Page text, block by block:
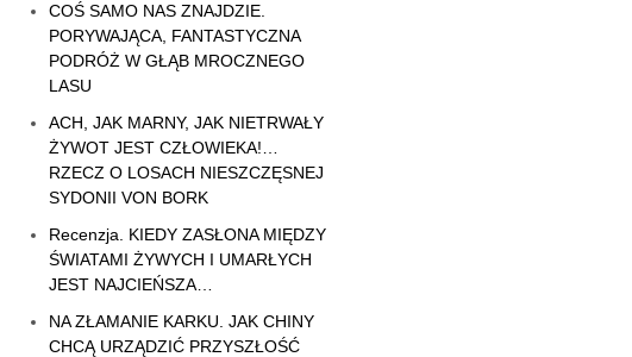
COŚ SAMO NAS ZNAJDZIE.
PORYWAJĄCA, FANTASTYCZNA
PODRÓŻ W GŁĄB MROCZNEGO
LASU
ACH, JAK MARNY, JAK NIETRWAŁY
ŻYWOT JEST CZŁOWIEKA!…
RZECZ O LOSACH NIESZCZĘSNEJ
SYDONII VON BORK
Recenzja. KIEDY ZASŁONA MIĘDZY
ŚWIATAMI ŻYWYCH I UMARŁYCH
JEST NAJCIEŃSZA…
NA ZŁAMANIE KARKU. JAK CHINY
CHCĄ URZĄDZIĆ PRZYSZŁOŚĆ